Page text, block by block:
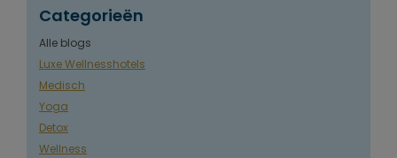
Categorieën
Alle blogs
Luxe Wellnesshotels
Medisch
Yoga
Detox
Wellness